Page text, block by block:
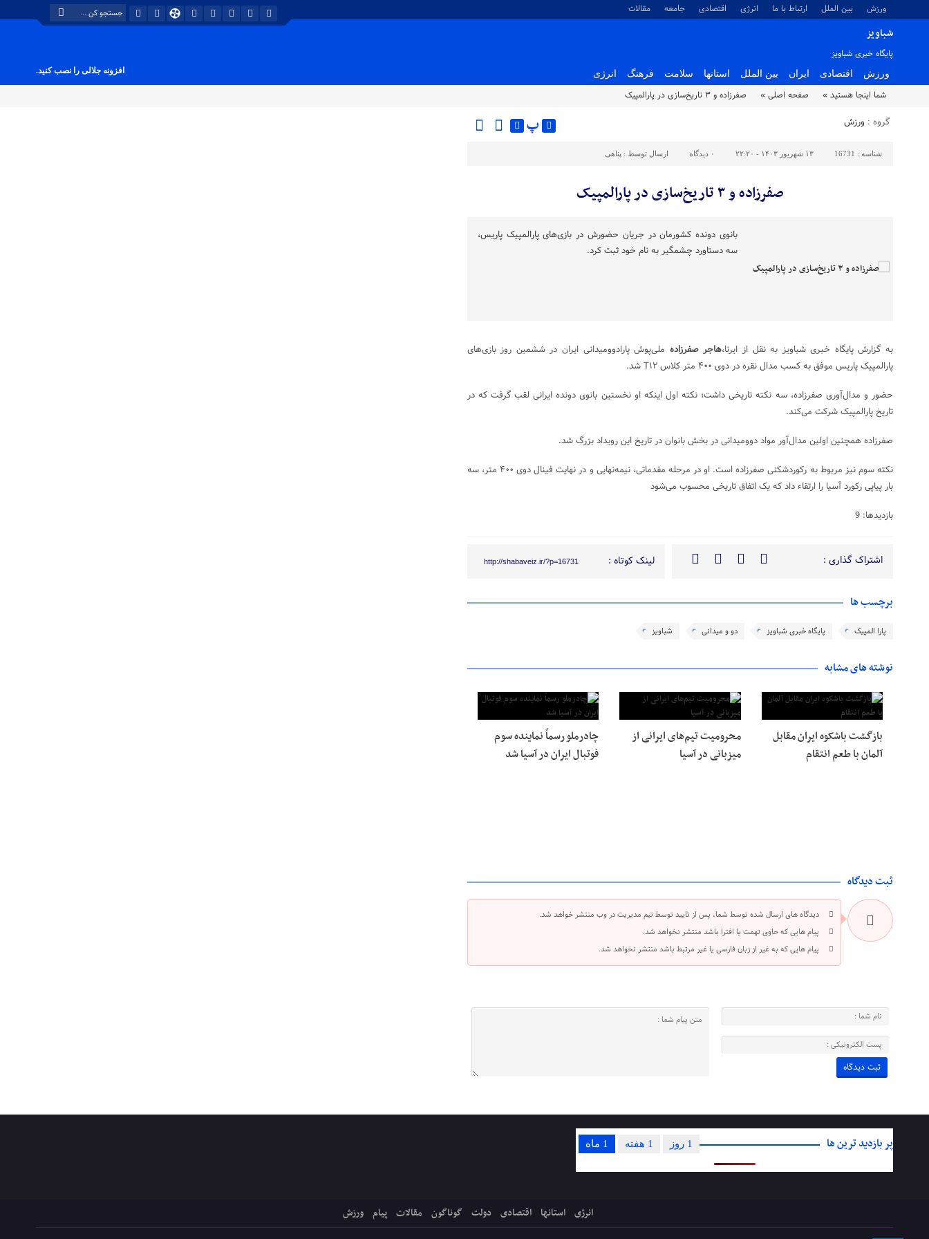
ورزش بین الملل ارتباط با ما انرژی اقتصادی جامعه مقالات
شباویز
پایگاه خبری شباویز
ورزش اقتصادی ایران بین الملل استانها سلامت فرهنگ انرژی افزونه جلالی را نصب کنید.
شما اینجا هستید » صفحه اصلی » صفرزاده و ۳ تاریخ‌سازی در پارالمپیک
گروه : ورزش پ
شناسه : 16731 ۱۳ شهریور ۱۴۰۳ - ۲۲:۲۰ ۰ دیدگاه ارسال توسط : پناهی
صفرزاده و ۳ تاریخ‌سازی در پارالمپیک
بانوی دونده کشورمان در جریان حضورش در بازی‌های پارالمپیک پاریس،
سه دستاورد چشمگیر به نام خود ثبت کرد.
به گزارش پایگاه خبری شباویز به نقل از ایرنا،هاجر صفرزاده ملی‌پوش پارادوومیدانی ایران در ششمین روز بازی‌های
پارالمپیک پاریس موفق به کسب مدال نقره در دوی ۴۰۰ متر کلاس T۱۲ شد.
حضور و مدال‌آوری صفرزاده، سه نکته تاریخی داشت؛ نکته اول اینکه او نخستین بانوی دونده ایرانی لقب گرفت که در
تاریخ پارالمپیک شرکت می‌کند.
صفرزاده همچنین اولین مدال‌آور مواد دوومیدانی در بخش بانوان در تاریخ این رویداد بزرگ شد.
نکته سوم نیز مربوط به رکوردشکنی صفرزاده است. او در مرحله مقدماتی، نیمه‌نهایی و در نهایت فینال دوی ۴۰۰ متر، سه
بار پیاپی رکورد آسیا را ارتقاء داد که یک اتفاق تاریخی محسوب می‌شود
بازدیدها: 9
اشتراک گذاری : لینک کوتاه : http://shabaveiz.ir/?p=16731
برچسب ها
پارا المپیک پایگاه خبری شباویز دو و میدانی شباویز
نوشته های مشابه
بازگشت باشکوه ایران مقابل
آلمان با طعم انتقام
محرومیت تیم‌های ایرانی از
میزبانی در آسیا
چادرملو رسماً نماینده سوم
فوتبال ایران در آسیا شد
ثبت دیدگاه
دیدگاه های ارسال شده توسط شما، پس از تایید توسط تیم مدیریت در وب منتشر خواهد شد.
پیام هایی که حاوی تهمت یا افترا باشد منتشر نخواهد شد.
پیام هایی که به غیر از زبان فارسی یا غیر مرتبط باشد منتشر نخواهد شد.
پر بازدید ترین ها 1 ماه 1 هفته 1 روز
انرژی استانها اقتصادی دولت گوناگون مقالات پیام ورزش